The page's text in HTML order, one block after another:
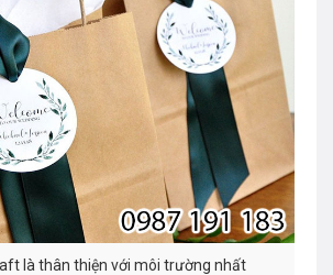
là thân thiện với môi trường nhất